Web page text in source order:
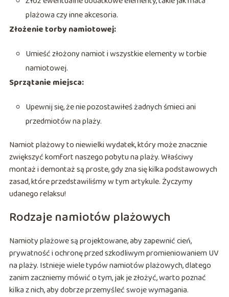
plażowa czy inne akcesoria.
Złożenie torby namiotowej:
Umieść złożony namiot i wszystkie elementy w torbie
namiotowej.
Sprzątanie miejsca:
Upewnij się, że nie pozostawiłeś żadnych śmieci ani
przedmiotów na plaży.
Namiot plażowy to niewielki wydatek, który może znacznie
zwiększyć komfort naszego pobytu na plaży. Właściwy
montaż i demontaż są proste, gdy zna się kilka podstawowych
zasad, które przedstawiliśmy w tym artykule. Życzymy
udanego relaksu!
Rodzaje namiotów plażowych
Namioty plażowe są projektowane, aby zapewnić cień,
prywatność i ochronę przed szkodliwym promieniowaniem UV
na plaży. Istnieje wiele typów namiotów plażowych, dlatego
zanim zaczniemy mówić o tym, jak je złożyć, warto poznać
kilka z nich, aby dobrze przemyśleć swoje wymagania.